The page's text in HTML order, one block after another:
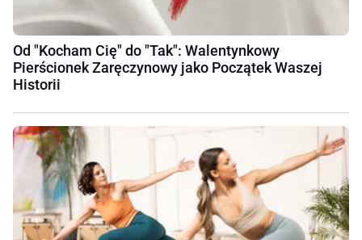
Od "Kocham Cię" do "Tak": Walentynkowy
Pierścionek Zaręczynowy jako Początek Waszej
Historii